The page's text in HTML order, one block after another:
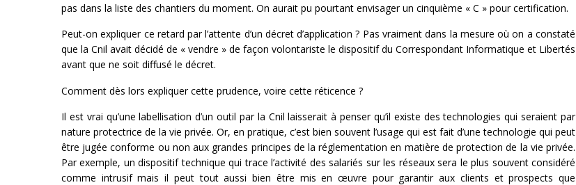
pas dans la liste des chantiers du moment. On aurait pu pourtant envisager un cinquième « C » pour certification.
Peut-on expliquer ce retard par l’attente d’un décret d’application ? Pas vraiment dans la mesure où on a constaté
que la Cnil avait décidé de « vendre » de façon volontariste le dispositif du Correspondant Informatique et Libertés
avant que ne soit diffusé le décret.
Comment dès lors expliquer cette prudence, voire cette réticence ?
Il est vrai qu’une labellisation d’un outil par la Cnil laisserait à penser qu’il existe des technologies qui seraient par
nature protectrice de la vie privée. Or, en pratique, c’est bien souvent l’usage qui est fait d’une technologie qui peut
être jugée conforme ou non aux grandes principes de la réglementation en matière de protection de la vie privée.
Par exemple, un dispositif technique qui trace l’activité des salariés sur les réseaux sera le plus souvent considéré
comme intrusif mais il peut tout aussi bien être mis en œuvre pour garantir aux clients et prospects que